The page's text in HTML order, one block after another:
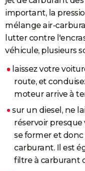
important, la
mélange air-
lutter contre
véhicule, plusieurs
laissez votre
route, et
moteur arrive à
sur un diesel, ne
réservoir
se former et
carburant. Il est
filtre à carburant